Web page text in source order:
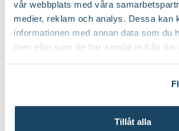
vår webbplats med våra
medier, reklam och analys. Dessa kan
informationen med annan data som du
dem eller som de har samlat in från din
Tillåt alla